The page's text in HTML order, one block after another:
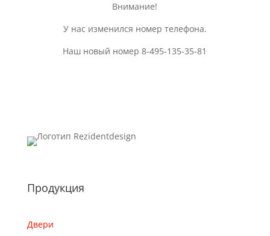
Внимание!
У нас изменился номер телефона.
Наш новый номер 8-495-135-35-81
Продукция
Двери